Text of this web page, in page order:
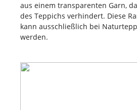
aus einem transparenten Garn,
des Teppichs verhindert. Diese
kann ausschließlich bei
werden.